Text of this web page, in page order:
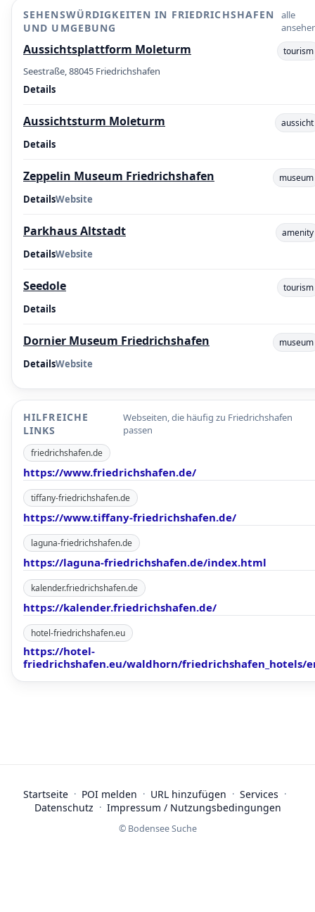
SEHENSWÜRDIGKEITEN IN FRIEDRICHSHAFEN
UND UMGEBUNG
alle
Aussichtsplattform Moleturm tourism
Seestraße, 88045 Friedrichshafen
Details
Aussichtsturm Moleturm aussicht
Details
Zeppelin Museum Friedrichshafen museum
DetailsWebsite
Parkhaus Altstadt amenity
DetailsWebsite
Seedole tourism
Details
Dornier Museum Friedrichshafen museum
DetailsWebsite
HILFREICHE
LINKS
Webseiten, die häufig zu Friedrichshafen
passen
friedrichshafen.de
https://www.friedrichshafen.de/
tiffany-friedrichshafen.de
https://www.tiffany-friedrichshafen.de/
laguna-friedrichshafen.de
https://laguna-friedrichshafen.de/index.html
kalender.friedrichshafen.de
https://kalender.friedrichshafen.de/
hotel-friedrichshafen.eu
https://hotel-
friedrichshafen.eu/waldhorn/friedrichshafen_hotels/
Startseite · POI melden · URL hinzufügen · Services ·
Datenschutz · Impressum / Nutzungsbedingungen
© Bodensee Suche